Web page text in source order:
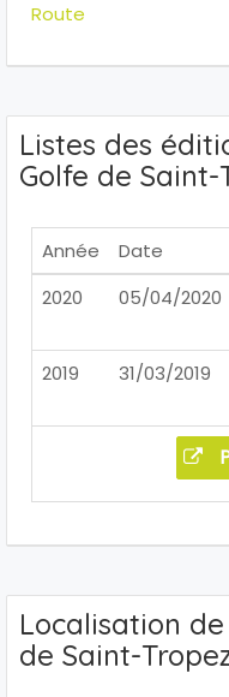
Route
Listes des
Golfe de Saint-
Année Date
2020
05/04/2020
2019 31/03/2019
Localisation
de Saint-